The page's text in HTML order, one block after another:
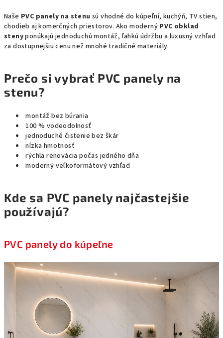
Naše PVC panely na stenu sú vhodné do kúpeľní, kuchýň, TV stien,
chodieb aj komerčných priestorov. Ako moderný PVC obklad
stenyponúkajú jednoduchú montáž, ľahkú údržbu a luxusný vzhľad
za dostupnejšiu cenu než mnohé tradičné materiály.
Prečo si vybrať PVC panely na
stenu?
montáž bez búrania
100 % vodeodolnosť
jednoduché čistenie bez škár
nízka hmotnosť
rýchla renovácia počas jedného dňa
moderný veľkoformátový vzhľad
Kde sa PVC panely najčastejšie
používajú?
PVC panely do kúpeľne